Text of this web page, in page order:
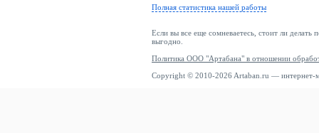
Полная статистика нашей работы
Если вы все еще сомневаетесь, стоит ли делать
выгодно.
Политика ООО "Артабана" в отношении
Copyright © 2010-2026 Artaban.ru — интернет-